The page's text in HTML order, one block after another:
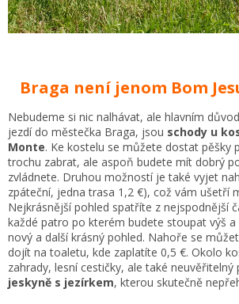
Braga není jenom Bom
Nebudeme si nic nalhávat, ale hlavním
jezdí do městečka Braga, jsou schody u
Monte. Ke kostelu se můžete dostat pěšky
trochu zabrat, ale aspoň budete mít dobrý
zvládnete. Druhou možností je také vyjet
zpáteční, jedna trasa 1,2 €), což vám ušetří
Nejkrásnější pohled spatříte z nejspodnější
každé patro po kterém budete stoupat výš a
nový a další krásný pohled. Nahoře se
dojít na toaletu, kde zaplatíte 0,5 €. Okolo
zahrady, lesní cestičky, ale také neuvěřitelný
jeskyně s jezírkem, kterou skutečně